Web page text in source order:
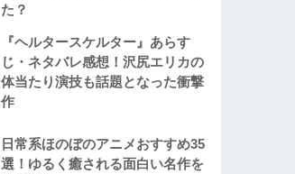
た？
『ヘルタースケルター』あらす
じ・ネタバレ感想！沢尻エリカの
体当たり演技も話題となった衝撃
作
日常系ほのぼのアニメおすすめ35
選！ゆるく癒される面白い名作を